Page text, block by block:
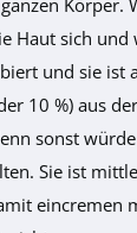
Körper.
Haut sich und
und sie ist
10 %) aus
sonst
Sie ist
eincremen